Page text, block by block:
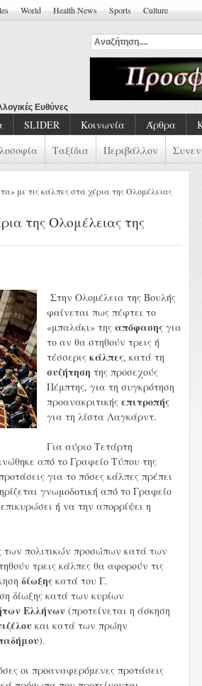
World Health News Sports Culture
SLIDER Κοινωνία Άρθρα
Ταξίδια Περιβάλλον
με τις κάλπες στα χέρια της Ολομέλειας
της Ολομέλειας της
Στην Ολομέλεια της Βουλής
φαίνεται πως πέφτει το
«μπαλάκι» της απόφασης για
το αν θα στηθούν τρεις ή
τέσσερις κάλπες, κατά τη
συζήτηση της προσεχούς
Πέμπτης, για τη συγκρότηση
προανακριτικής επιτροπής
για τη λίστα Λαγκάρντ.
Για αύριο Τετάρτη
από το Γραφείο Τύπου της
για το πόσες κάλπες πρέπει
γνωμοδοτική από το Γραφείο
ή να την απορρίψει η
των πολιτικών προσώπων κατά των
τρεις κάλπες θα αφορούν τις
δίωξης κατά του Γ.
δίωξης κατά των κυρίων
Ελλήνων (προτείνεται η άσκηση
και κατά των πρώην
).
οι προαναφερόμενες προτάσεις